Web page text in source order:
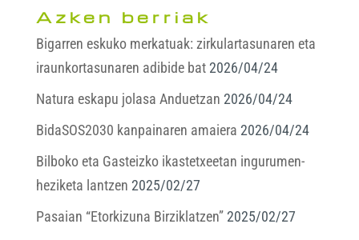
Azken berriak
Bigarren eskuko merkatuak: zirkulartasunaren eta
iraunkortasunaren adibide bat 2026/04/24
Natura eskapu jolasa Anduetzan 2026/04/24
BidaSOS2030 kanpainaren amaiera 2026/04/24
Bilboko eta Gasteizko ikastetxeetan ingurumen-
heziketa lantzen 2025/02/27
Pasaian “Etorkizuna Birziklatzen” 2025/02/27